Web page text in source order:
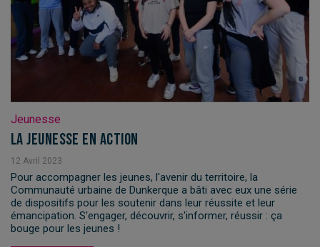
Jeunesse
La jeunesse en action
12 Avril 2023
Pour accompagner les jeunes, l'avenir du territoire, la
Communauté urbaine de Dunkerque a bâti avec eux une série
de dispositifs pour les soutenir dans leur réussite et leur
émancipation. S'engager, découvrir, s'informer, réussir : ça
bouge pour les jeunes !